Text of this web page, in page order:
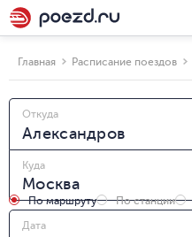
Главная Расписание поездов
Откуда
Куда
По маршруту По станции
Дата